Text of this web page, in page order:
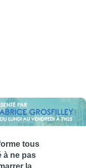
tous
à ne pas
la